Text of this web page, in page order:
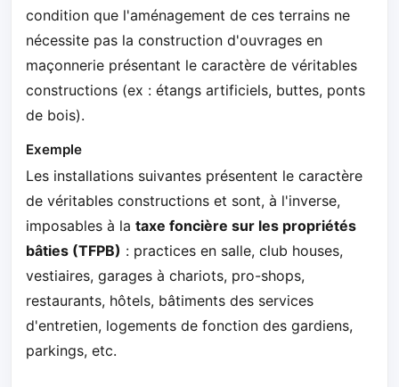
condition que l'aménagement de ces terrains ne
nécessite pas la construction d'ouvrages en
maçonnerie présentant le caractère de véritables
constructions (ex : étangs artificiels, buttes, ponts
de bois).
Exemple
Les installations suivantes présentent le caractère
de véritables constructions et sont, à l'inverse,
imposables à la taxe foncière sur les propriétés
bâties (TFPB) : practices en salle, club houses,
vestiaires, garages à chariots, pro-shops,
restaurants, hôtels, bâtiments des services
d'entretien, logements de fonction des gardiens,
parkings, etc.